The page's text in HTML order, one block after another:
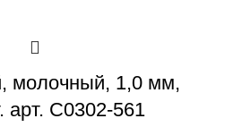
молочный, 1,0 мм,
арт. С0302-561